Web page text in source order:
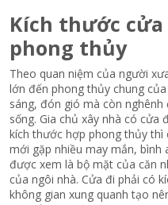
Kích thước
phong thủy
Theo quan niệm của người
lớn đến phong thủy chung
sáng, đón gió mà còn
sống. Gia chủ xây nhà có
kích thước hợp phong thủy thì
mới gặp nhiều may mắn, bình
được xem là bộ mặt của căn
của ngôi nhà. Cửa đi phải có
không gian xung quanh tạo